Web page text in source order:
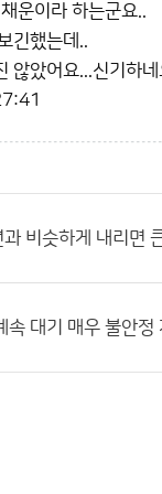
운이라 하는군요..
긴했는데..
않았어요...신기하네
비슷하게 내리면
대기 매우 불안정